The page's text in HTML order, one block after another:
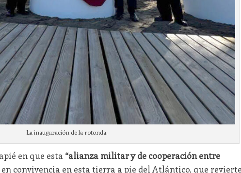
La inauguración de la rotonda.
en que esta “alianza militar y de cooperación entre
convivencia en esta tierra a pie del Atlántico, que